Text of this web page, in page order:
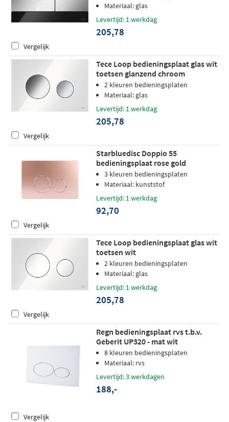
Materiaal: glas
Levertijd: 1 werkdag
205,78
Vergelijk
Tece Loop bedieningsplaat glas wit
toetsen glanzend chroom
2 kleuren bedieningsplaten
Materiaal: glas
Levertijd: 1 werkdag
205,78
Vergelijk
Starbluedisc Doppio 55
bedieningsplaat rose gold
3 kleuren bedieningsplaten
Materiaal: kunststof
Levertijd: 1 werkdag
92,70
Vergelijk
Tece Loop bedieningsplaat glas wit
toetsen wit
2 kleuren bedieningsplaten
Materiaal: glas
Levertijd: 1 werkdag
205,78
Vergelijk
Regn bedieningsplaat rvs t.b.v.
Geberit UP320 - mat wit
8 kleuren bedieningsplaten
Materiaal: rvs
Levertijd: 3 werkdagen
188,-
Vergelijk